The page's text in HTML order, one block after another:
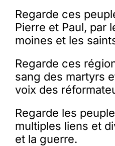
Regarde ces
Pierre et Paul, par
moines et les
Regarde ces
sang des martyrs
voix des
Regarde les
multiples liens et
et la guerre.